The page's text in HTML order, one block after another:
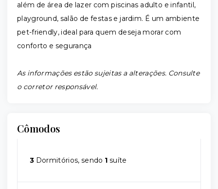
além de área de lazer com piscinas adulto e infantil,
playground, salão de festas e jardim. É um ambiente
pet-friendly, ideal para quem deseja morar com
conforto e segurança
As informações estão sujeitas a alterações. Consulte
o corretor responsável.
Cômodos
3 Dormitórios, sendo 1 suíte